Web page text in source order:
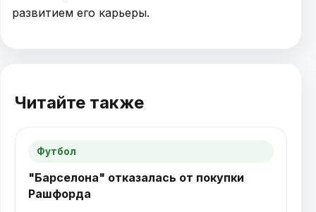
развитием его карьеры.
Читайте также
Футбол
"Барселона" отказалась от покупки
Рашфорда